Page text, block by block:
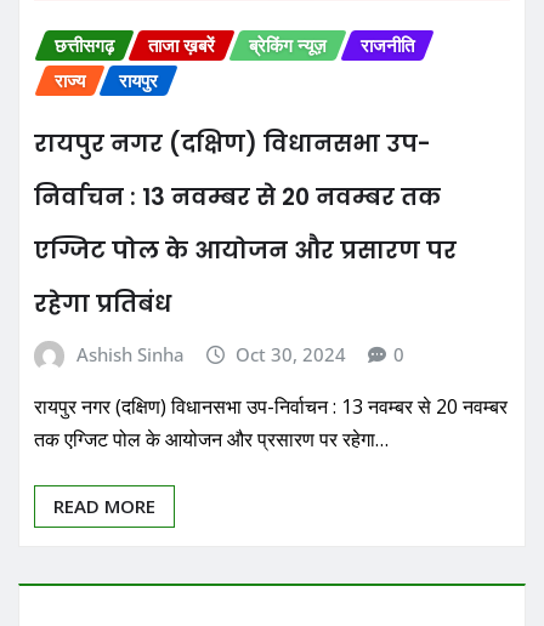
छत्तीसगढ़ ताजा ख़बरें ब्रेकिंग न्यूज़
राजनीति
राज्य
रायपुर
रायपुर नगर (दक्षिण) विधानसभा उप-
निर्वाचन : 13 नवम्बर से 20 नवम्बर तक
एग्जिट पोल के आयोजन और प्रसारण पर
रहेगा प्रतिबंध
Ashish Sinha Oct 30, 2024 0
रायपुर नगर (दक्षिण) विधानसभा उप-निर्वाचन : 13 नवम्बर से 20 नवम्बर
तक एग्जिट पोल के आयोजन और प्रसारण पर रहेगा…
READ MORE